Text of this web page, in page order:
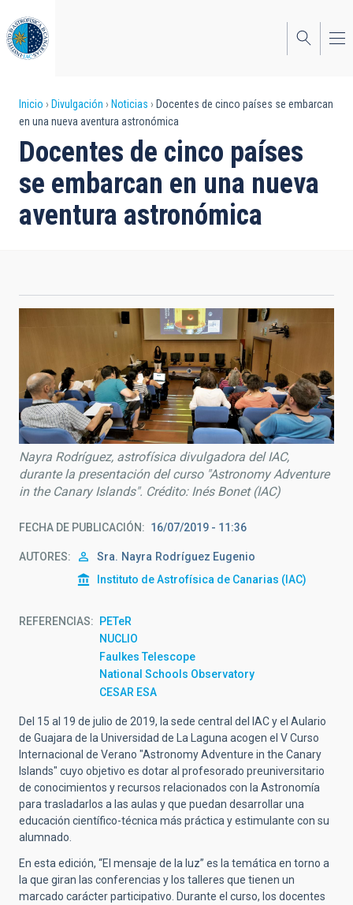
al
contenido
principal
Sobrescribir
enlaces
de
ayuda
a
Inicio Divulgación Noticias
Docentes de cinco países se embarcan
en una nueva aventura astronómica
Docentes de cinco países
se embarcan en una nueva
aventura astronómica
Nayra Rodríguez, astrofísica divulgadora del IAC,
durante la presentación del curso "Astronomy Adventure
in the Canary Islands". Crédito: Inés Bonet (IAC)
FECHA DE PUBLICACIÓN 16/07/2019 - 11:36
AUTORES Sra. Nayra Rodríguez Eugenio
Instituto de Astrofísica de Canarias (IAC)
REFERENCIAS
PETeR
NUCLIO
Faulkes Telescope
National Schools Observatory
CESAR ESA
Del 15 al 19 de julio de 2019, la sede central del IAC y el Aulario
de Guajara de la Universidad de La Laguna acogen el V Curso
Internacional de Verano "Astronomy Adventure in the Canary
Islands" cuyo objetivo es dotar al profesorado preuniversitario
de conocimientos y recursos relacionados con la Astronomía
para trasladarlos a las aulas y que puedan desarrollar una
educación científico-técnica más práctica y estimulante con su
alumnado.
En esta edición, “El mensaje de la luz” es la temática en torno a
la que giran las conferencias y los talleres que tienen un
marcado carácter participativo. Durante el curso, los docentes